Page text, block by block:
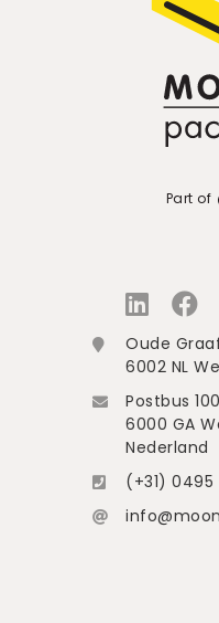
Part of
Oude
6002 NL
Postbus
6000 GA
Nederland
(+31) 0495